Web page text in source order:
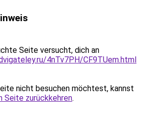
Seite versucht, dich an
4nTv7PH/CF9TUem.html
nicht besuchen möchtest, kannst
Seite zurückkehren.